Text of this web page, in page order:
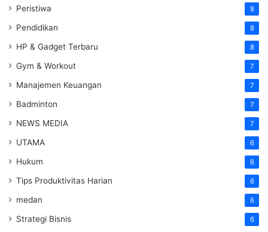
Peristiwa 8
Pendidikan 8
HP & Gadget Terbaru 8
Gym & Workout 7
Manajemen Keuangan 7
Badminton 7
NEWS MEDIA 7
UTAMA 6
Hukum 6
Tips Produktivitas Harian 6
medan 6
Strategi Bisnis 6